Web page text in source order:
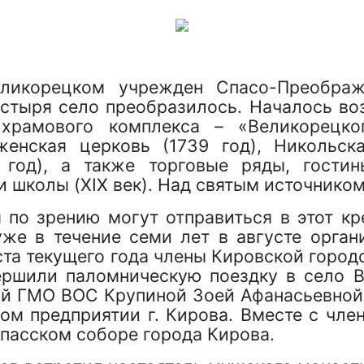
учрежден Спасо-
село преобразилось. Началось
комплекса –
церковь (1739 год),
год), а также торговые ряды,
школы (XIX век). Над святым
зрению могут отправиться в этот
в течение семи лет в августе
текущего года члены Кировской
паломническую поездку в село
ГМО ВОС Крупиной Зоей
предприятии г. Кирова. Вместе с
соборе города Кирова.